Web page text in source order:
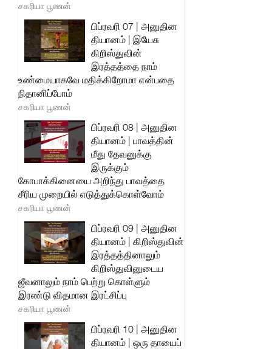
சகரியா பூணன்
பிப்ரவரி 07 | அனுதின
தியானம் | இயேசு
கிறிஸ்துவின்
இரத்தத்தை நாம்
உண்மையாகவே மதிக்கிறோமா என்பதை
நிதானிப்போம்
சகரியா பூணன்
பிப்ரவரி 08 | அனுதின
தியானம் | பாவத்தின்
மீது தேவனுக்கு
இருக்கும்
கோபாக்கினையை அறிந்து பாவத்தை
சீரிய முறையில் எடுத்துக்கொள்வோம்
சகரியா பூணன்
பிப்ரவரி 09 | அனுதின
தியானம் | கிறிஸ்துவின்
இரத்தத்தினாலும்
கிறிஸ்துவினுடைய
ஜீவனாலும் நாம் பெற்று கொள்ளும்
இரண்டு விதமான இரட்சிப்பு
சகரியா பூணன்
பிப்ரவரி 10 | அனுதின
தியானம் | ஒரு தாயைப்